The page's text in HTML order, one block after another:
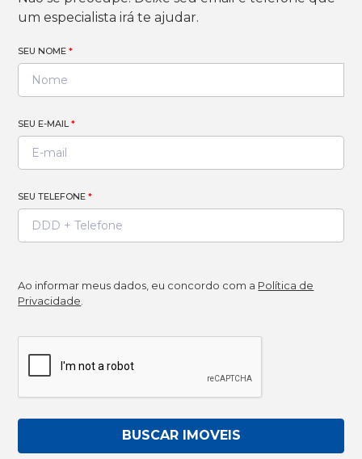
um especialista irá te ajudar.
SEU NOME*
SEU E-MAIL*
SEU TELEFONE*
Ao informar meus dados, eu concordo com a Política de
Privacidade
BUSCAR IMOVEIS